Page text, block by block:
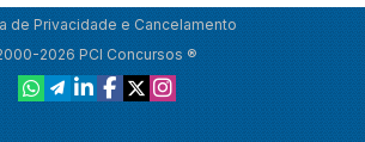
de Privacidade e Cancelamento
2026 PCI Concursos ®